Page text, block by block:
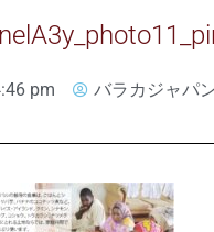
pm バラカジャパ